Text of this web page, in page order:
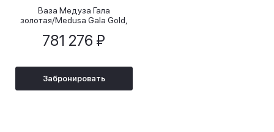
Ваза Медуза Гала
золотая/Medusa Gala Gold,
781 276 ₽
Забронировать